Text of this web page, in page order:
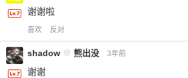
谢谢啦
喜欢 反对
shadow @ 熊出没 3年前
谢谢